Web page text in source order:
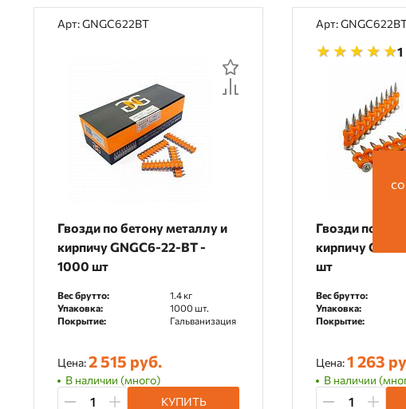
Арт: GNGC622BT
Гвозди по бетону металлу и
кирпичу GNGC6-22-BT -
1000 шт
Вес брутто:
1.4 кг
Упаковка:
1000 шт.
Покрытие:
Гальванизация
Цена:2 515 руб.
В наличии (много)
КУПИТЬ
Арт:
1
Гвозди по
кирпичу
шт
Вес брутто:
Упаковка:
Покрытие:
Цена:1 263
В наличии